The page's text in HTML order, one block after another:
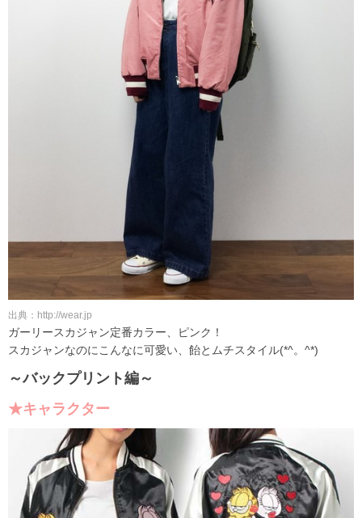
出典：http://wear.jp
ガーリースカジャン定番カラー、ピンク！
スカジャンなのにこんなに可愛い、飴とムチスタイル(*^。^*)
～バックプリント編～
★キャラクター